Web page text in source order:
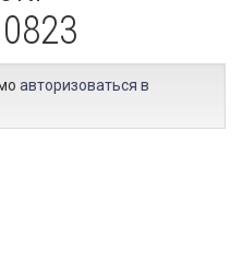
авторизоваться в